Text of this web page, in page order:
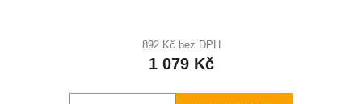
892 Kč bez DPH
1 079 Kč